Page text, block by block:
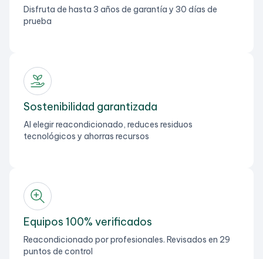
Disfruta de hasta 3 años de garantía y 30 días de
prueba
Sostenibilidad garantizada
Al elegir reacondicionado, reduces residuos
tecnológicos y ahorras recursos
Equipos 100% verificados
Reacondicionado por profesionales. Revisados en 29
puntos de control